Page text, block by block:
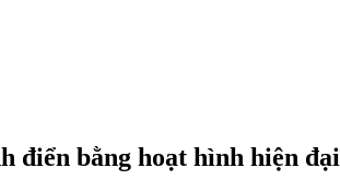
điển bằng hoạt hình hiện đại